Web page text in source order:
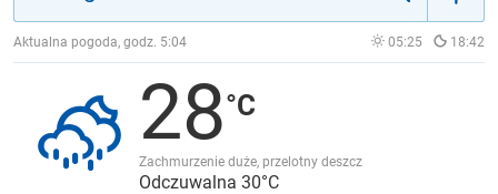
JAKOŚĆ POWIETRZA
Aktualna pogoda, godz. 5:04 05:25 18:42
28
Zachmurzenie duże, przelotny deszcz
Odczuwalna 30°C